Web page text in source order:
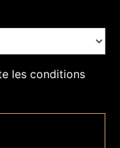
les conditions